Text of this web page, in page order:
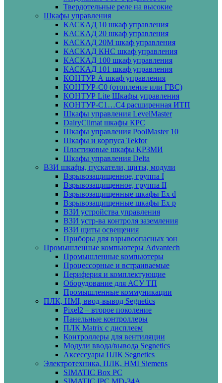
Твердотельные реле на высокие
Шкафы управления
КАСКАД 10 шкаф управления
КАСКАД 20 шкаф управления
КАСКАД 20М шкаф управления
КАСКАД КНС шкаф управления
КАСКАД 100 шкаф управления
КАСКАД 101 шкаф управления
КОНТУР А шкаф управления
КОНТУР-С0 (отопление или ГВС)
КОНТУР Lite Шкафы управления
КОНТУР-С1…С4 расширенная ИТП
Шкафы управления LevelMaster
DairyClimat шкафы КРС
Шкафы управления PoolMaster 10
Шкафы и корпуса Tekfor
Пластиковые шкафы КРЗМИ
Шкафы управления Delta
ВЗИ шкафы, пускатели, щиты, модули
Взрывозащищенное, группа I
Взрывозащищенное, группа II
Взрывозащищенные шкафы Ех d
Взрывозащищенные шкафы Ех p
ВЗИ устройства управления
ВЗИ устр-ва контроля заземления
ВЗИ щиты освещения
Приборы для взрывоопасных зон
Промышленные компьютеры Advantech
Промышленные компьютеры
Процессорные и встраиваемые
Периферия и комплектующие
Оборудование для АСУ ТП
Промышленные коммуникации
ПЛК, HMI, ввод-вывод Segnetics
Pixel2 – второе поколение
Панельные контроллеры
ПЛК Matrix с дисплеем
Контроллеры для вентиляции
Модули ввода/вывода Segnetics
Аксессуары ПЛК Segnetics
Электротехника, ПЛК, HMI Siemens
SIMATIC Box PC
SIMATIC IPC MD-34A